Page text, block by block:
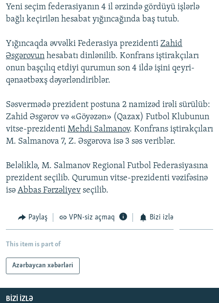
QANUNI DOĞRU
ARAŞDIRMA
MULTIMEDIA
VIDEO
FOTOQALEREYA
KARIKATURA
RADIO ARXIV
OXU ZALI
İSLAM VƏ DEMOKRATIYA
İZ - MƏDƏNIYYƏT PROQRAMI
HAQQIMIZDA
PEŞƏ ETIKASI VƏ JURNALISTIKA STANDARTLARIMIZ
MATERIALLARIMIZDAN ISTIFADƏ
AZADLIQRADIOSU MOBIL TELEFONUNUZDA
BIZIMLƏ ƏLAQƏ
XƏBƏR BÜLLETENLƏRIMIZ
BIZI IZLƏ
RFE/RL-in bütün saytları
Yeni seçim federasiyanın 4 il ərzində gördüyü işlərlə
bağlı keçirilən hesabat yığıncağında baş tutub.
Yığıncaqda əvvəlki Federasiya prezidenti Zahid
Əsgərovun hesabatı dinlənilib. Konfrans iştirakçıları
onun başçılıq etdiyi qurumun son 4 ildə işini qeyri-
qənaətbəxş dəyərləndiriblər.
Səsvermədə prezident postuna 2 namizəd irəli sürülüb:
Zahid Əsgərov və «Göyəzən» (Qazax) Futbol Klubunun
vitse-prezidenti Mehdi Salmanov. Konfrans iştirakçıları
M. Salmanova 7, Z. Əsgərova isə 3 səs veriblər.
Beləliklə, M. Salmanov Regional Futbol Federasiyasına
prezident seçilib. Qurumun vitse-prezidenti vəzifəsinə
isə Abbas Fərzəliyev seçilib.
Paylaş VPN-siz açmaq Bizi izlə
This item is part of
Azərbaycan xəbərləri
BIZI IZLƏ